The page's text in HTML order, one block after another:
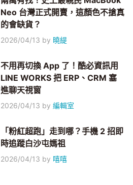
Neo 台灣正式開賣，這顏色不搶真
的會缺貨？
2026/04/13 by 曉緹
不用再切換 App 了！酷必資訊用
LINE WORKS 把 ERP、CRM 塞
進聊天視窗
2026/04/13 by編輯室
「粉紅超跑」走到哪？手機 2 招即
時追蹤白沙屯媽祖
2026/04/13 by 嘻嘻